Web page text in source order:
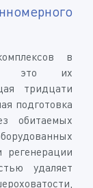
в
— это их
тридцати
подготовка
обитаемых
регенерации
удаляет